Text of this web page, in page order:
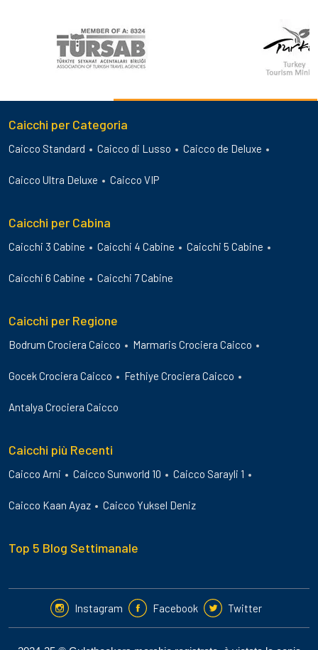
Caicchi per Categoria
Caicco Standard Caicco di Lusso Caicco de Deluxe
Caicco Ultra Deluxe Caicco VIP
Caicchi per Cabina
Caicchi 3 Cabine Caicchi 4 Cabine Caicchi 5 Cabine
Caicchi 6 Cabine Caicchi 7 Cabine
Caicchi per Regione
Bodrum Crociera Caicco Marmaris Crociera Caicco
Gocek Crociera Caicco Fethiye Crociera Caicco
Antalya Crociera Caicco
Caicchi più Recenti
Caicco Arni Caicco Sunworld 10 Caicco Sarayli 1
Caicco Kaan Ayaz Caicco Yuksel Deniz
Top 5 Blog Settimanale
Instagram Facebook Twitter